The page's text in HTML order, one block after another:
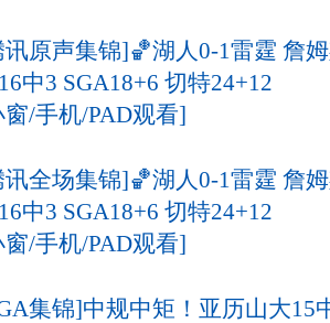
讯原声集锦]🏀湖人0-1雷霆 詹
中3 SGA18+6 切特24+12
窗/手机/PAD观看]
讯全场集锦]🏀湖人0-1雷霆 詹
中3 SGA18+6 切特24+12
窗/手机/PAD观看]
集锦]中规中矩！亚历山大15